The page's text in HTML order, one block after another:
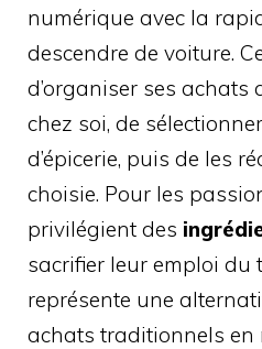
numérique avec la
descendre de voiture.
d’organiser ses
chez soi, de
d’épicerie, puis de les
choisie. Pour les
privilégient des
sacrifier leur emploi du
représente une
achats traditionnels en